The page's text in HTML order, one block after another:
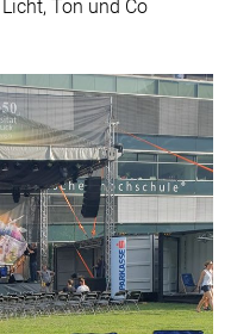
Ton und Co